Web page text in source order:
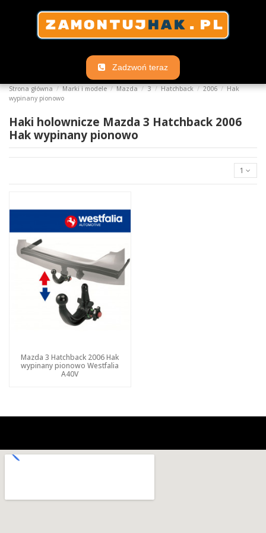
Zadzwoń teraz
Strona główna Marki i modele Mazda 3 Hatchback 2006
Hak
wypinany pionowo
Haki holownicze Mazda 3 Hatchback 2006
Hak wypinany pionowo
1
Mazda 3 Hatchback 2006 Hak
wypinany pionowo Westfalia
A40V